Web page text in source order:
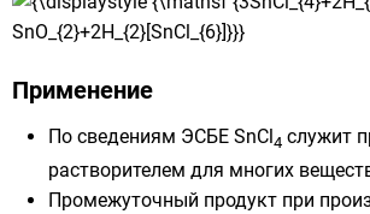
Применение
По сведениям ЭСБЕ SnCl 4 служит
растворителем для многих
Промежуточный продукт при